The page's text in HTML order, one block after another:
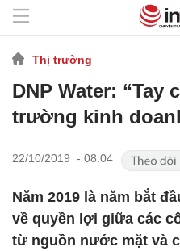
Thị trường
DNP Water:
trường kinh
22/10/2019 - 08:04
Năm 2019 là năm bắt
về quyền lợi giữa các
từ nguồn nước mặt và